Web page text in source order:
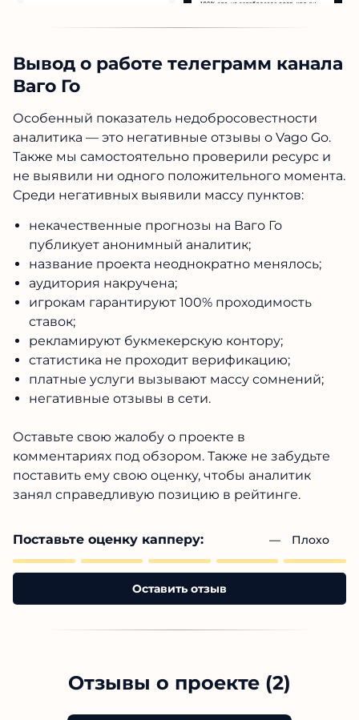
Вывод о работе телеграмм канала
Ваго Го
Особенный показатель недобросовестности
аналитика — это негативные отзывы о Vago Go.
Также мы самостоятельно проверили ресурс и
не выявили ни одного положительного момента.
Среди негативных выявили массу пунктов:
некачественные прогнозы на Ваго Го
публикует анонимный аналитик;
название проекта неоднократно менялось;
аудитория накручена;
игрокам гарантируют 100% проходимость
ставок;
рекламируют букмекерскую контору;
статистика не проходит верификацию;
платные услуги вызывают массу сомнений;
негативные отзывы в сети.
Оставьте свою жалобу о проекте в
комментариях под обзором. Также не забудьте
поставить ему свою оценку, чтобы аналитик
занял справедливую позицию в рейтинге.
Поставьте оценку капперу: — Плохо
Оставить отзыв
Отзывы о проекте (2)